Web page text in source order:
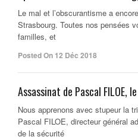
Le mal et l’obscurantisme a
Strasbourg. Toutes nos pensées
familles, et
Posted On 12 Déc 2018
Assassinat de Pascal FILOE,
Nous apprenons avec stupeur la
Pascal FILOE, directeur général
de la sécurité